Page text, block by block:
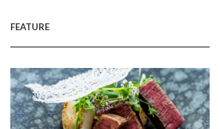
FEATURE